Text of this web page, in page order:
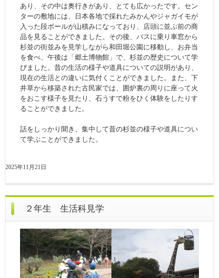
あり、その中は奥行きがあり、とても広かったです。セン
ターの敷地には、日本各地で採れたみかんやジャガイモが
入った段ボールが山積みになっており、店頭に並ぶ前の商
品を見ることができました。その後、バスに乗り車窓から
杉並の街並みを見学しながら和田堀公園に移動し、お弁当
を食べ、午後は「郷土博物館」で、杉並の歴史について学
びました。昔の生活の様子や道具についての説明があり、
現在の生活との違いに気付くことができました。また、下
井草から移築された古民家では、囲炉裏の周りに座って火
をおこす様子を見たり、石うすで粉をひく体験をしたりす
ることができました。
話をしっかり聞き、集中して昔の杉並の様子や道具につい
て学ぶことができました。
2025年11月21日
２年生 生活科見学